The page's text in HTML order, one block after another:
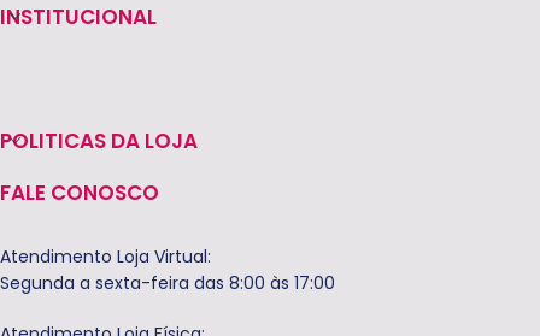
INSTITUCIONAL
POLITICAS DA LOJA
FALE CONOSCO
Atendimento Loja Virtual:
Segunda a sexta-feira das 8:00 às 17:00